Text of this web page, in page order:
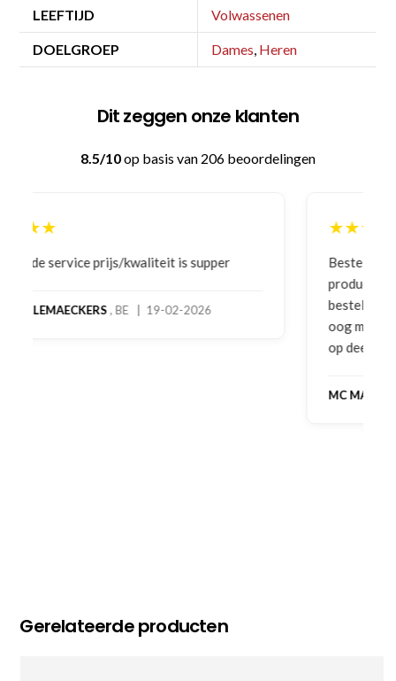
LEEFTIJD Volwassenen
DOELGROEP Dames Heren
Dit zeggen onze klanten
8.5/10op basis van 206 beoordelingen
★★★★★
Bestelling gedaan vanwege goede prijzen en
bestelling al ontvangen met gifts, waardoor je
Gerelateerde producten